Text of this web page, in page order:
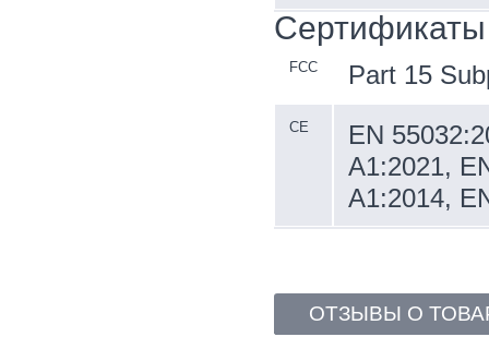
Сертификаты
FCC Part 15
CE
EN
A1:2021,
A1:2014,
ОТЗЫВЫ О